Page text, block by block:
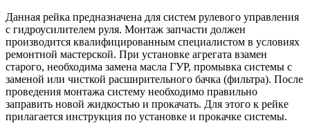
Данная рейка предназначена для систем рулевого управления
с гидроусилителем руля. Монтаж запчасти должен
производится квалифицированным специалистом в условиях
ремонтной мастерской. При установке агрегата взамен
старого, необходима замена масла ГУР, промывка системы с
заменой или чисткой расширительного бачка (фильтра). После
проведения монтажа систему необходимо правильно
заправить новой жидкостью и прокачать. Для этого к рейке
прилагается инструкция по установке и прокачке системы.